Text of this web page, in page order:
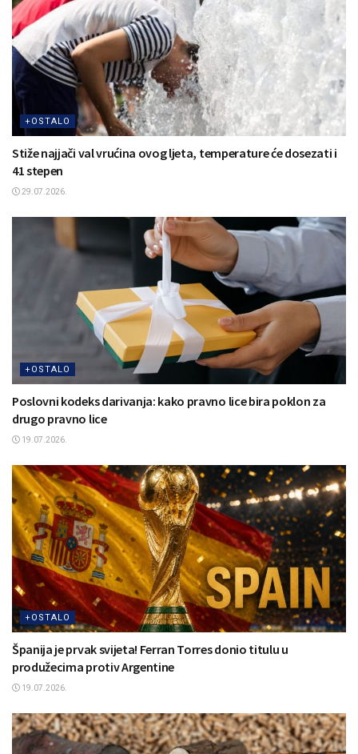
+OSTALO
Stiže najjači val vrućina ovog ljeta, temperature će dosezati i
41 stepen
29.07.2026.
+OSTALO
Poslovni kodeks darivanja: kako pravno lice bira poklon za
drugo pravno lice
19.07.2026.
+OSTALO
Španija je prvak svijeta! Ferran Torres donio titulu u
produžecima protiv Argentine
19.07.2026.